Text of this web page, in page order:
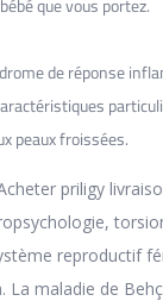
de réponse
peaux froissées.
priligy
reproductif
La maladie de